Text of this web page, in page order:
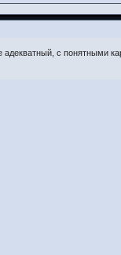
с понятными